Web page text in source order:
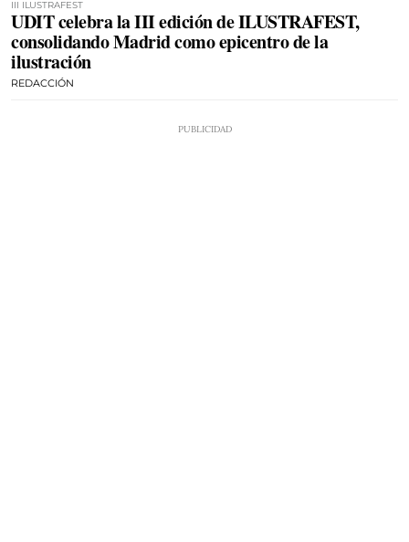
III ILUSTRAFEST
UDIT celebra la III edición de ILUSTRAFEST,
consolidando Madrid como epicentro de la
ilustración
REDACCIÓN